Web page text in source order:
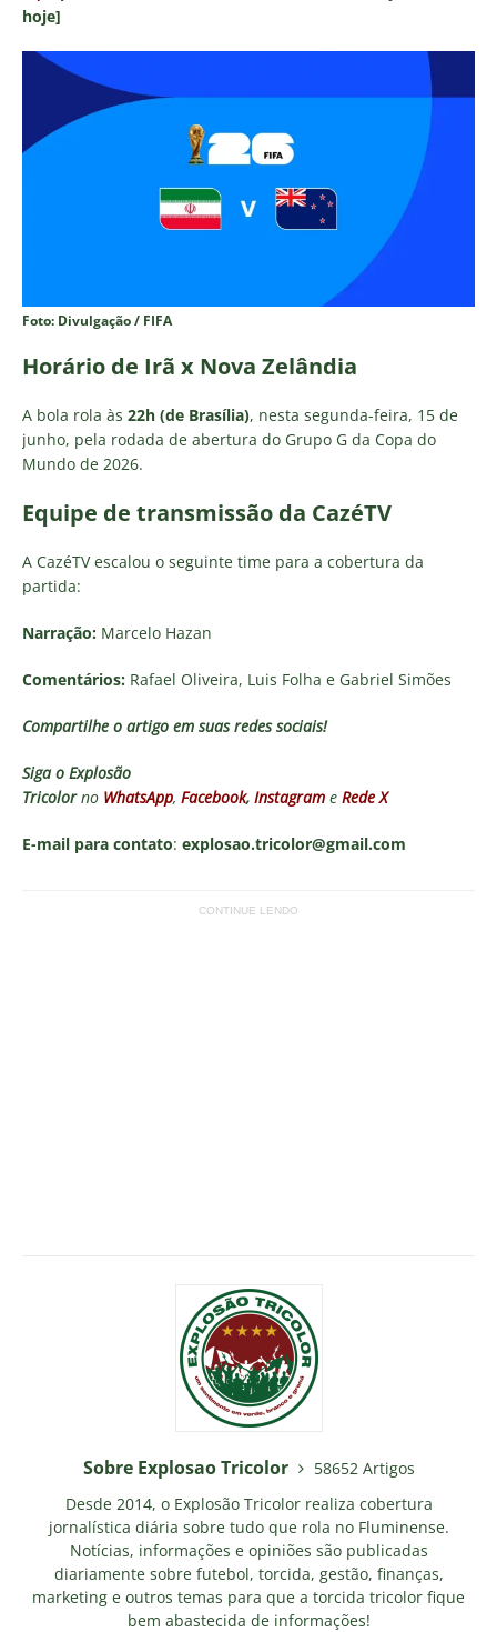
hoje]
Foto: Divulgação / FIFA
Horário de Irã x Nova Zelândia
A bola rola às 22h (de Brasília), nesta segunda-feira, 15 de
junho, pela rodada de abertura do Grupo G da Copa do
Mundo de 2026.
Equipe de transmissão da CazéTV
A CazéTV escalou o seguinte time para a cobertura da
partida:
Narração: Marcelo Hazan
Comentários: Rafael Oliveira, Luis Folha e Gabriel Simões
Compartilhe o artigo em suas redes sociais!
Siga o Explosão
Tricolorno WhatsApp, Facebook, Instagram e Rede X
E-mail para contato: explosao.tricolor@gmail.com
CONTINUE LENDO
Sobre Explosao Tricolor
58652 Artigos
Desde 2014, o Explosão Tricolor realiza cobertura
jornalística diária sobre tudo que rola no Fluminense.
Notícias, informações e opiniões são publicadas
diariamente sobre futebol, torcida, gestão, finanças,
marketing e outros temas para que a torcida tricolor fique
bem abastecida de informações!